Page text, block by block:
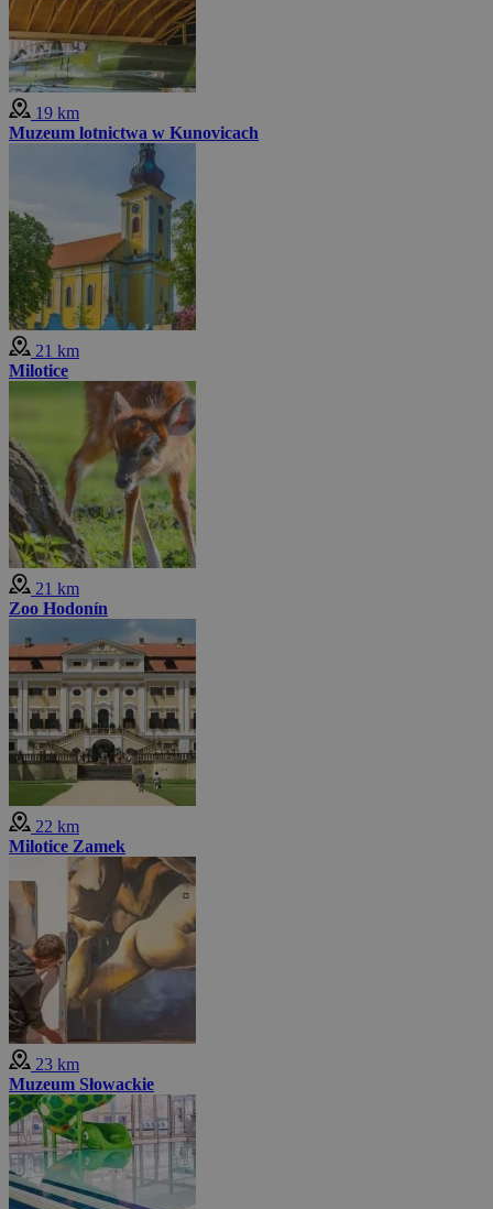
19 km
Muzeum lotnictwa w Kunovicach
21 km
Milotice
21 km
Zoo Hodonín
22 km
Milotice Zamek
23 km
Muzeum Słowackie